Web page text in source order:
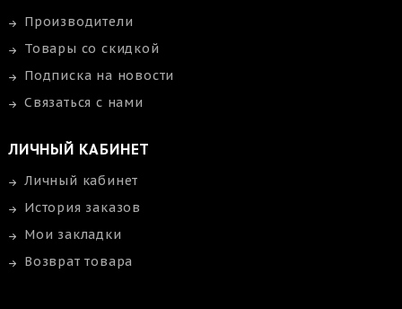
Производители
Товары со скидкой
Подписка на новости
Связаться с нами
ЛИЧНЫЙ КАБИНЕТ
Личный кабинет
История заказов
Мои закладки
Возврат товара